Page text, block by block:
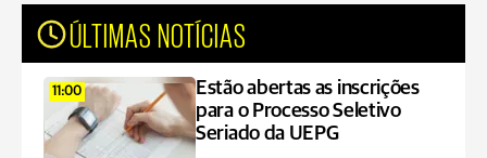
ÚLTIMAS NOTÍCIAS
11:00
Estão abertas as inscrições
para o Processo Seletivo
Seriado da UEPG